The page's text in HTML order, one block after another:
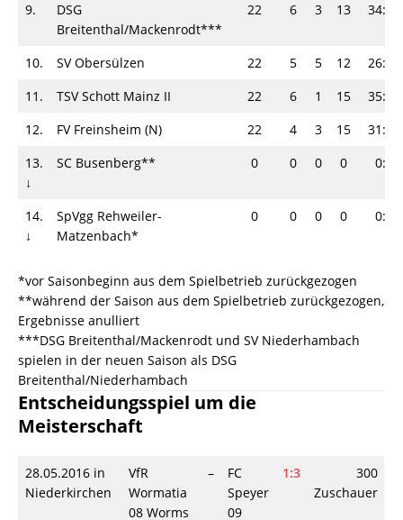
9.
DSG
Breitenthal/Mackenrodt***
22 6 3 13 34:98
10. SV Obersülzen 22 5 5 12
26:60
11.
TSV Schott Mainz II 22 6 1 15
35:55
12.
FV Freinsheim (N) 22 4 3 15
31:85
13.
↓
SC Busenberg** 0 0 0 0 0:0
14.
↓
SpVgg Rehweiler-
Matzenbach*
0 0 0 0 0:0
*vor Saisonbeginn aus dem Spielbetrieb zurückgezogen
**während der Saison aus dem Spielbetrieb zurückgezogen,
Ergebnisse anulliert
***DSG Breitenthal/Mackenrodt und SV Niederhambach
spielen in der neuen Saison als DSG
Breitenthal/Niederhambach
Entscheidungsspiel um die
Meisterschaft
28.05.2016 in
Niederkirchen
VfR
Wormatia
08 Worms
–
FC
Speyer
09
1:3
300
Zuschauer